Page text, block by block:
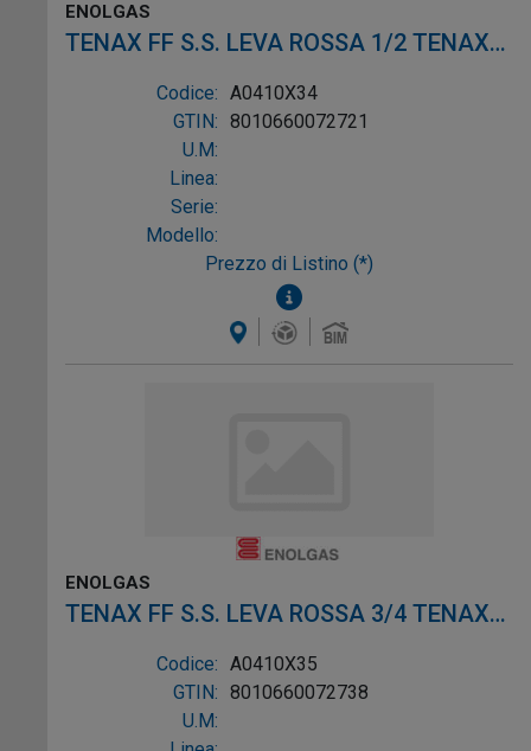
ENOLGAS
TENAX FF S.S. LEVA ROSSA 1/2 TENAX
FF S.S. LEVA ROSSA 1/
Codice: A0410X34
GTIN: 8010660072721
U.M:
Linea:
Serie:
Modello:
Prezzo di Listino (*)
ENOLGAS
TENAX FF S.S. LEVA ROSSA 3/4 TENAX
FF S.S. LEVA ROSSA 3/
Codice: A0410X35
GTIN: 8010660072738
U.M: